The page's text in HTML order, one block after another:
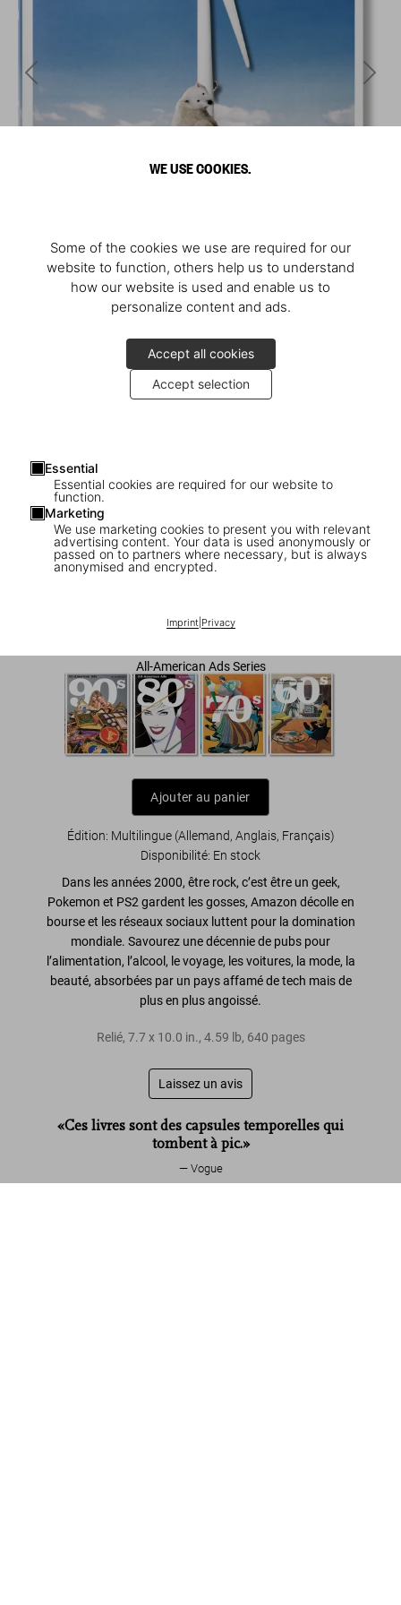
WE USE COOKIES.
Some of the cookies we use are required for our
website to function, others help us to understand
how our website is used and enable us to
personalize content and ads.
Accept all cookies
Accept selection
Essential
Essential cookies are required for our website to
function.
Marketing
We use marketing cookies to present you with relevant
advertising content. Your data is used anonymously or
passed on to partners where necessary, but is always
anonymised and encrypted.
Imprint| Privacy
1/ 10
US$ 40
All-American Ads Series
Ajouter au panier
Édition: Multilingue (Allemand, Anglais, Français)
Disponibilité: En stock
Dans les années 2000, être rock, c’est être un geek,
Pokemon et PS2 gardent les gosses, Amazon décolle en
bourse et les réseaux sociaux luttent pour la domination
mondiale. Savourez une décennie de pubs pour
l’alimentation, l’alcool, le voyage, les voitures, la mode, la
beauté, absorbées par un pays affamé de tech mais de
plus en plus angoissé.
Relié, 7.7 x 10.0 in., 4.59 lb, 640 pages
Laissez un avis
«Ces livres sont des capsules temporelles qui
tombent à pic.»
Vogue